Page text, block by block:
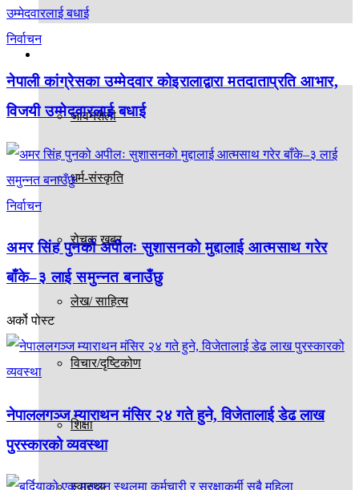
जीवनशैली
धर्म-संस्कृति
रोचक खबर
लेख/ साहित्य
विचार/दृष्टिकोण
शिक्षा
स्वास्थ्य
निर्वाचन
नेपाली कांग्रेसका उम्मेदवार कोइरालाद्वारा मतदाताप्रति आभार,
विजयी उम्मेदवारलाई बधाई
निर्वाचन
अमर सिंह पुनको अपीलः सुशासनको मुद्दालाई आत्मसाथ गरेर
बाँके–३ लाई समुन्नत बनाउँछु
अर्को पोस्ट
नेपाललगञ्ज म्याराथन मंसिर २४ गते हुने, विजेतालाई डेढ लाख
पुरस्कारको व्यवस्था